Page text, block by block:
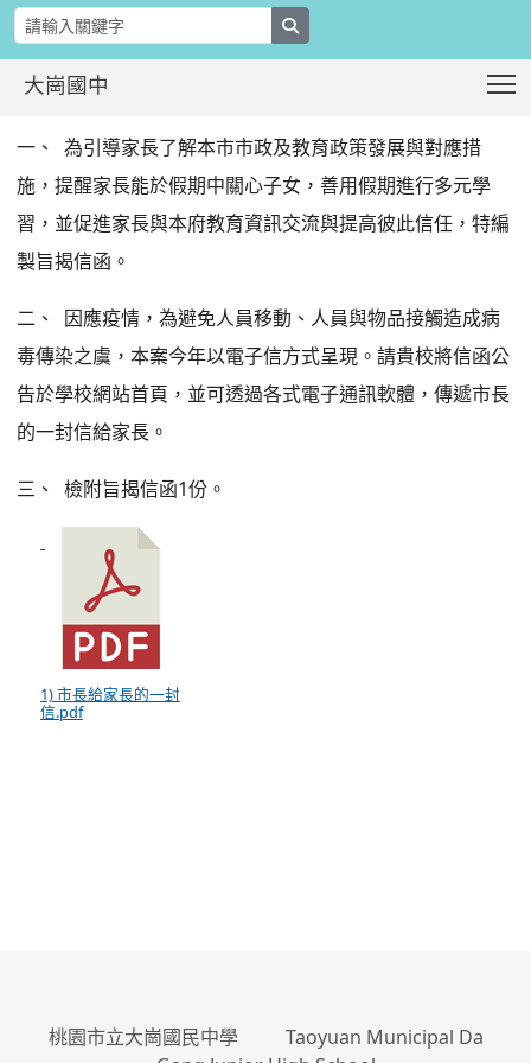
大崗國中
109學年暑假市長給家長的一封信
一、 為引導家長了解本市市政及教育政策發展與對應措
施，提醒家長能於假期中關心子女，善用假期進行多元學
習，並促進家長與本府教育資訊交流與提高彼此信任，特編
製旨揭信函。
二、 因應疫情，為避免人員移動、人員與物品接觸造成病
毒傳染之虞，本案今年以電子信方式呈現。請貴校將信函公
告於學校網站首頁，並可透過各式電子通訊軟體，傳遞市長
的一封信給家長。
三、 檢附旨揭信函1份。
1) 市長給家長的一封
信.pdf
桃園市立大崗國民中學 Taoyuan Municipal Da